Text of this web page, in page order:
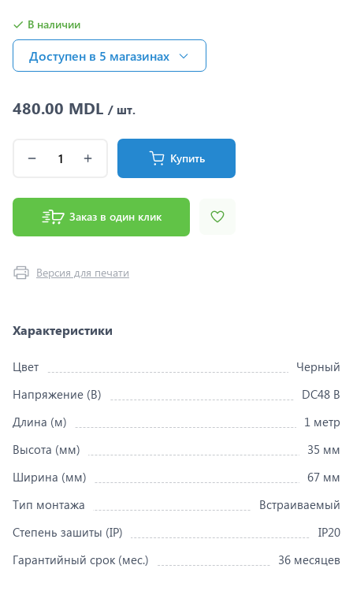
В наличии
Доступен в 5 магазинах
480.00 MDL / шт.
Купить
Заказ в один клик
Версия для печати
Характеристики
Цвет
Черный
Напряжение (В)
DC48 В
Длина (м)
1 метр
Высота (мм)
35 мм
Ширина (мм)
67 мм
Тип монтажа
Встраиваемый
Степень зашиты (IP)
IP20
Гарантийный срок (мес.)
36 месяцев